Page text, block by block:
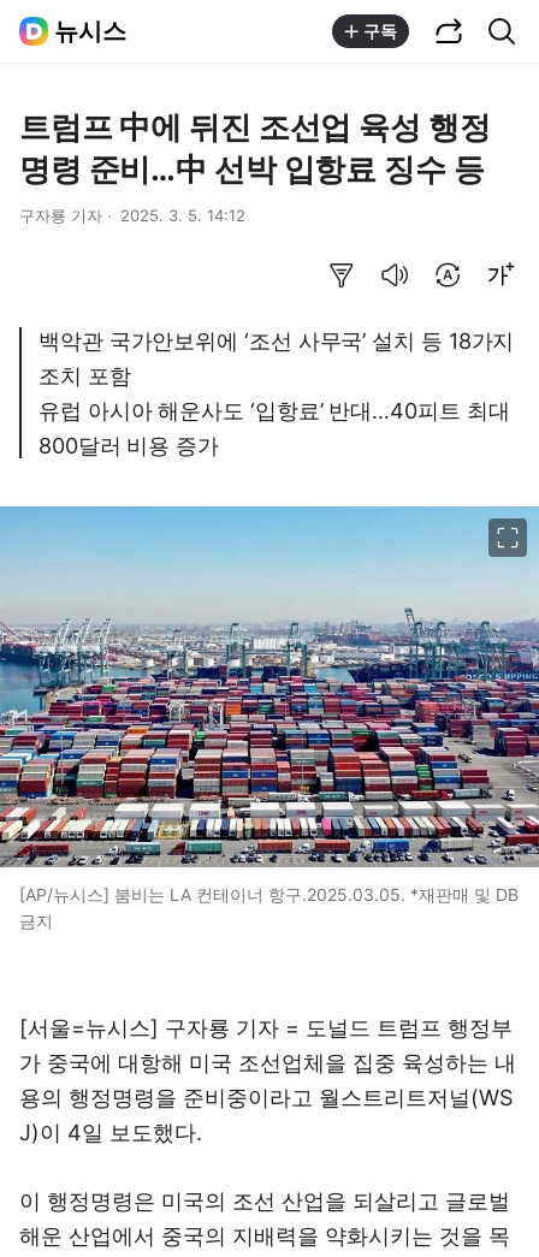
뉴시스 구독
트럼프 中에 뒤진 조선업 육성 행정
명령 준비…中 선박 입항료 징수 등
구자룡 기자 2025. 3. 5. 14:12
백악관 국가안보위에 ‘조선 사무국’ 설치 등 18가지
조치 포함
유럽 아시아 해운사도 ‘입항료’ 반대…40피트 최대
800달러 비용 증가
[AP/뉴시스] 붐비는 LA 컨테이너 항구.2025.03.05. *재판매 및 DB
금지
[서울=뉴시스] 구자룡 기자 = 도널드 트럼프 행정부
가 중국에 대항해 미국 조선업체을 집중 육성하는 내
용의 행정명령을 준비중이라고 월스트리트저널(WS
J)이 4일 보도했다.
이 행정명령은 미국의 조선 산업을 되살리고 글로벌
해운 산업에서 중국의 지배력을 약화시키는 것을 목